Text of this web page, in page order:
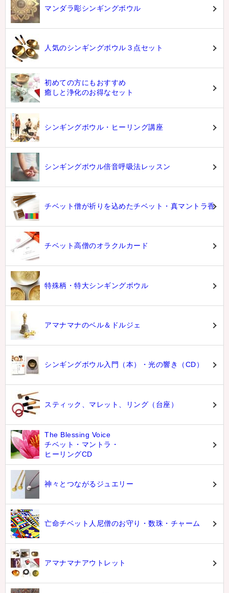
マンダラ彫シンギングボウル
人気のシンギングボウル３点セット
初めての方にもおすすめ
癒しと浄化のお得なセット
シンギングボウル・ヒーリング講座
シンギングボウル倍音呼吸法レッスン
チベット僧が祈りを込めたチベット・真マントラ香
チベット高僧のオラクルカード
特殊柄・特大シンギングボウル
アマナマナのベル＆ドルジェ
シンギングボウル入門（本）・光の響き（CD）
スティック、マレット、リング（台座）
The Blessing Voice
チベット・マントラ・
ヒーリングCD
神々とつながるジュエリー
亡命チベット人尼僧のお守り・数珠・チャーム
アマナマナアウトレット